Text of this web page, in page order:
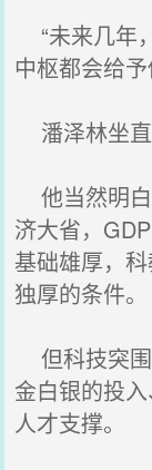
“未来几年
中枢都会给
潘泽林坐直
他当然明
济大省，
基础雄厚，
独厚的条件。
但科技突
金白银的投
人才支撑。